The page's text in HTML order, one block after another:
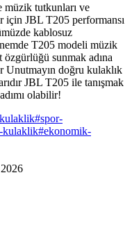
müzik tutkunları ve
için JBL T205 performansı
kablosuz
T205 modeli müzik
sunmak adına
Unutmayın doğru kulaklık
JBL T205 ile tanışmak
olabilir!
#spor-
kulaklik#ekonomik-